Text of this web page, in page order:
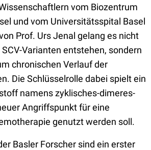
vom Biozentrum
und vom Universitätsspital Basel
Prof. Urs Jenal gelang es nicht
Varianten entstehen, sondern
chronischen Verlauf der
Die Schlüsselrolle dabei spielt ein
namens zyklisches-dimeres-
Angriffspunkt für eine
genutzt werden soll.
Basler Forscher sind ein erster